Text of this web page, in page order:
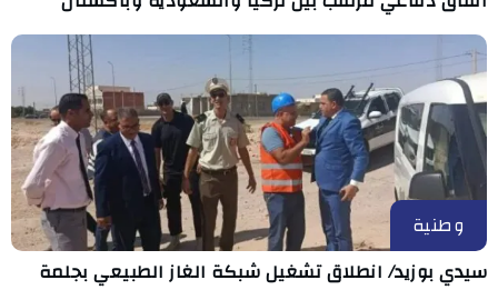
وطنية
سيدي بوزيد/ انطلاق تشغيل شبكة الغاز الطبيعي بجلمة